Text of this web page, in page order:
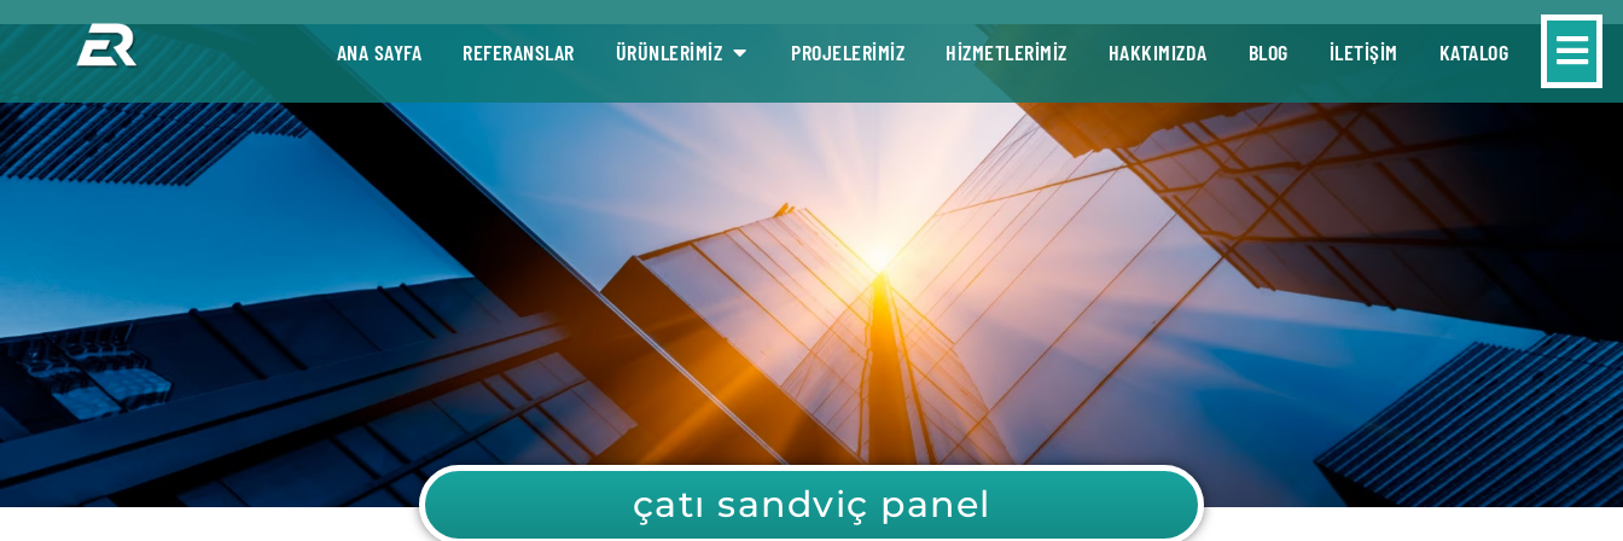
ANA SAYFA REFERANSLAR ÜRÜNLERİMİZ PROJELERİMİZ HİZMETLERİMİZ HAKKIMIZDA BLOG İLETİŞİM KATALOG
çatı sandviç panel